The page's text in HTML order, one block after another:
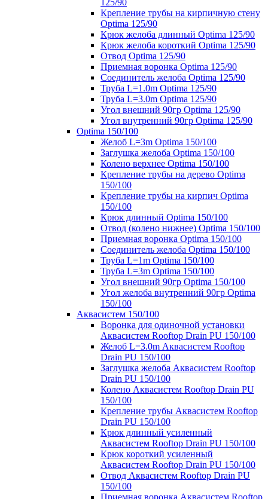
125/90
Крепление трубы на кирпичную стену
Optima 125/90
Крюк желоба длинный Optima 125/90
Крюк желоба короткий Optima 125/90
Отвод Optima 125/90
Приемная воронка Optima 125/90
Соединитель желоба Optima 125/90
Труба L=1.0m Optima 125/90
Труба L=3.0m Optima 125/90
Угол внешний 90гр Optima 125/90
Угол внутренний 90гр Optima 125/90
Optima 150/100
Желоб L=3m Optima 150/100
Заглушка желоба Optima 150/100
Колено верхнее Optima 150/100
Крепление трубы на дерево Optima
150/100
Крепление трубы на кирпич Optima
150/100
Крюк длинный Optima 150/100
Отвод (колено нижнее) Optima 150/100
Приемная воронка Optima 150/100
Соединитель желоба Optima 150/100
Труба L=1m Optima 150/100
Труба L=3m Optima 150/100
Угол внешний 90гр Optima 150/100
Угол желоба внутренний 90гр Optima
150/100
Аквасистем 150/100
Воронка для одиночной установки
Аквасистем Rooftop Drain PU 150/100
Желоб L=3.0m Аквасистем Rooftop
Drain PU 150/100
Заглушка желоба Аквасистем Rooftop
Drain PU 150/100
Колено Аквасистем Rooftop Drain PU
150/100
Крепление трубы Аквасистем Rooftop
Drain PU 150/100
Крюк длинный усиленный
Аквасистем Rooftop Drain PU 150/100
Крюк короткий усиленный
Аквасистем Rooftop Drain PU 150/100
Отвод Аквасистем Rooftop Drain PU
150/100
Приемная воронка Аквасистем Rooftop